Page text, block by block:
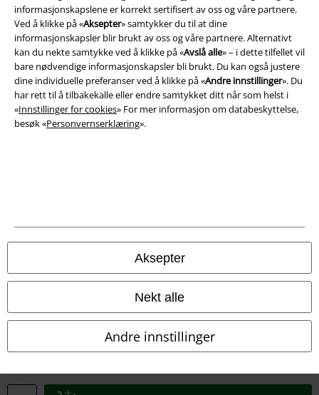
informasjonskapslene er korrekt sertifisert av oss og våre partnere.
Ved å klikke på «Aksepter» samtykker du til at dine
informasjonskapsler blir brukt av oss og våre partnere. Alternativt
kan du nekte samtykke ved å klikke på «Avslå alle» – i dette tilfellet vil
bare nødvendige informasjonskapsler bli brukt. Du kan også justere
dine individuelle preferanser ved å klikke på «Andre innstillinger». Du
har rett til å tilbakekalle eller endre samtykket ditt når som helst i
«Innstillinger for cookies» For mer informasjon om databeskyttelse,
besøk «Personvernserklæring».
Aksepter
Nekt alle
Andre innstillinger
Impressum
Konfidensialitetserklæring
Avfallshåndtering og miljøbeskyttelse